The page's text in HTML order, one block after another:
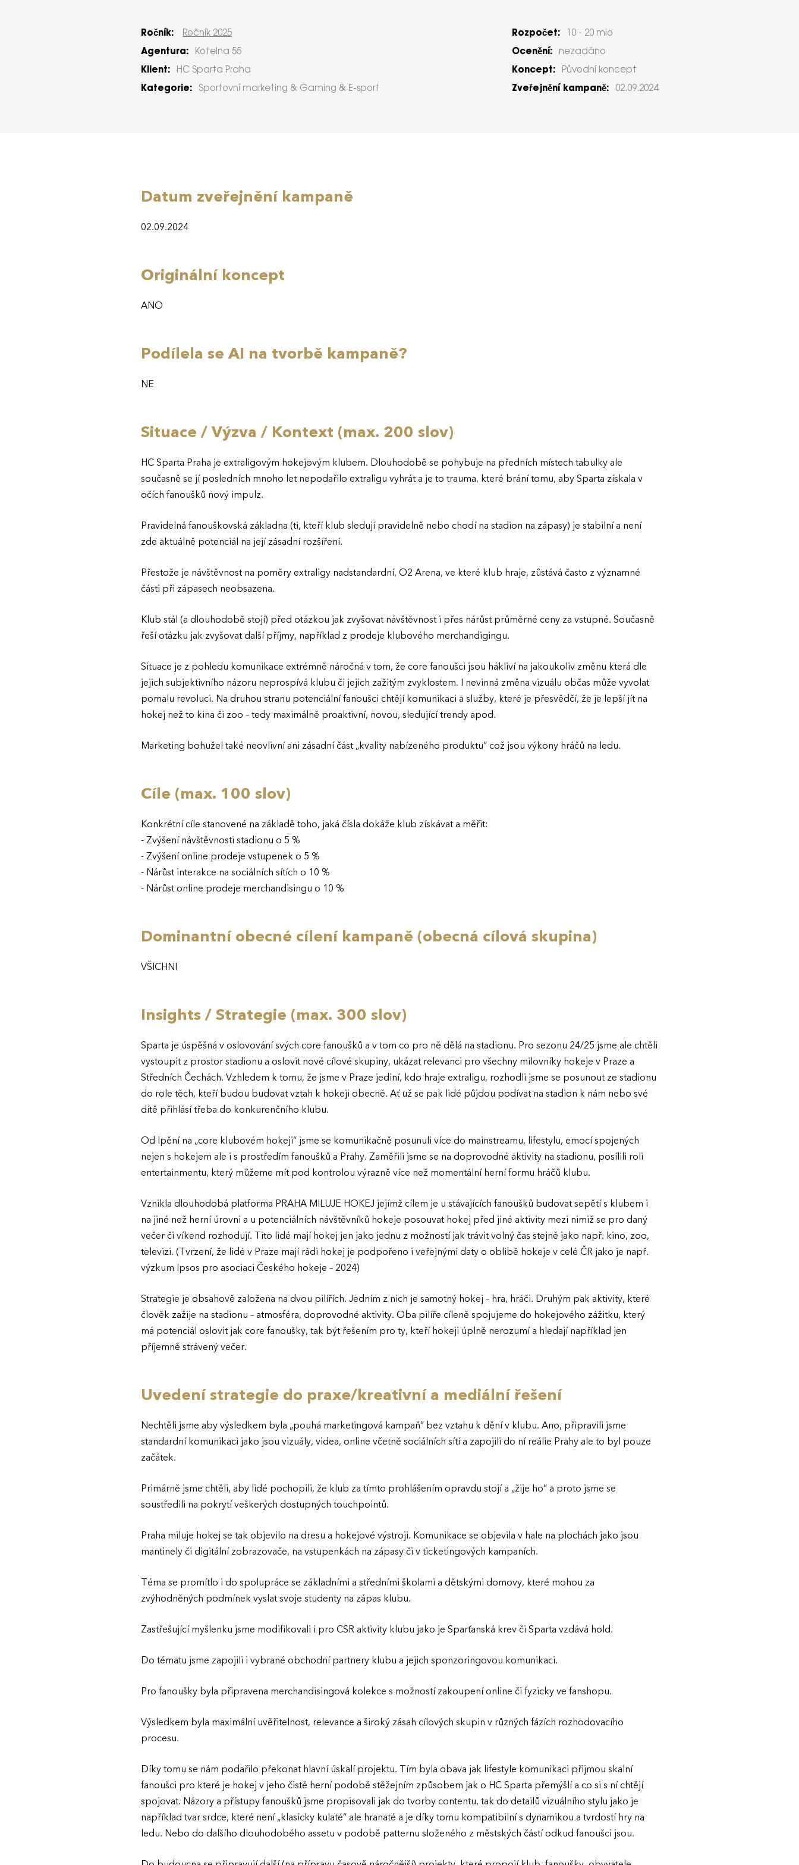
Ročník: Ročník 2025
Agentura: Kotelna 55
Klient: HC Sparta Praha
Kategorie: Sportovní marketing & Gaming & E-sport
Rozpočet: 10 - 20 mio
Ocenění: nezadáno
Koncept: Původní koncept
Zveřejnění kampaně: 02.09.2024
Datum zveřejnění kampaně
02.09.2024
Originální koncept
ANO
Podílela se AI na tvorbě kampaně?
NE
Situace / Výzva / Kontext (max. 200 slov)
HC Sparta Praha je extraligovým hokejovým klubem. Dlouhodobě se pohybuje na předních místech tabulky ale
současně se jí posledních mnoho let nepodařilo extraligu vyhrát a je to trauma, které brání tomu, aby Sparta získala v
očích fanoušků nový impulz.
Pravidelná fanouškovská základna (ti, kteří klub sledují pravidelně nebo chodí na stadion na zápasy) je stabilní a není
zde aktuálně potenciál na její zásadní rozšíření.
Přestože je návštěvnost na poměry extraligy nadstandardní, O2 Arena, ve které klub hraje, zůstává často z významné
části při zápasech neobsazena.
Klub stál (a dlouhodobě stojí) před otázkou jak zvyšovat návštěvnost i přes nárůst průměrné ceny za vstupné. Současně
řeší otázku jak zvyšovat další příjmy, například z prodeje klubového merchandigingu.
Situace je z pohledu komunikace extrémně náročná v tom, že core fanoušci jsou hákliví na jakoukoliv změnu která dle
jejich subjektivního názoru neprospívá klubu či jejich zažitým zvyklostem. I nevinná změna vizuálu občas může vyvolat
pomalu revoluci. Na druhou stranu potenciální fanoušci chtějí komunikaci a služby, které je přesvědčí, že je lepší jít na
hokej než to kina či zoo – tedy maximálně proaktivní, novou, sledující trendy apod.
Marketing bohužel také neovlivní ani zásadní část „kvality nabízeného produktu“ což jsou výkony hráčů na ledu.
Cíle (max. 100 slov)
Konkrétní cíle stanovené na základě toho, jaká čísla dokáže klub získávat a měřit:
- Zvýšení návštěvnosti stadionu o 5 %
- Zvýšení online prodeje vstupenek o 5 %
- Nárůst interakce na sociálních sítích o 10 %
- Nárůst online prodeje merchandisingu o 10 %
Dominantní obecné cílení kampaně (obecná cílová skupina)
VŠICHNI
Insights / Strategie (max. 300 slov)
Sparta je úspěšná v oslovování svých core fanoušků a v tom co pro ně dělá na stadionu. Pro sezonu 24/25 jsme ale chtěli
vystoupit z prostor stadionu a oslovit nové cílové skupiny, ukázat relevanci pro všechny milovníky hokeje v Praze a
Středních Čechách. Vzhledem k tomu, že jsme v Praze jediní, kdo hraje extraligu, rozhodli jsme se posunout ze stadionu
do role těch, kteří budou budovat vztah k hokeji obecně. Ať už se pak lidé půjdou podívat na stadion k nám nebo své
dítě přihlásí třeba do konkurenčního klubu.
Od lpění na „core klubovém hokeji“ jsme se komunikačně posunuli více do mainstreamu, lifestylu, emocí spojených
nejen s hokejem ale i s prostředím fanoušků a Prahy. Zaměřili jsme se na doprovodné aktivity na stadionu, posílili roli
entertainmentu, který můžeme mít pod kontrolou výrazně více než momentální herní formu hráčů klubu.
Vznikla dlouhodobá platforma PRAHA MILUJE HOKEJ jejímž cílem je u stávajících fanoušků budovat sepětí s klubem i
na jiné než herní úrovni a u potenciálních návštěvníků hokeje posouvat hokej před jiné aktivity mezi nimiž se pro daný
večer či víkend rozhodují. Tito lidé mají hokej jen jako jednu z možností jak trávit volný čas stejně jako např. kino, zoo,
televizi. (Tvrzení, že lidé v Praze mají rádi hokej je podpořeno i veřejnými daty o oblibě hokeje v celé ČR jako je např.
výzkum Ipsos pro asociaci Českého hokeje – 2024)
Strategie je obsahově založena na dvou pilířích. Jedním z nich je samotný hokej – hra, hráči. Druhým pak aktivity, které
člověk zažije na stadionu – atmosféra, doprovodné aktivity. Oba pilíře cíleně spojujeme do hokejového zážitku, který
má potenciál oslovit jak core fanoušky, tak být řešením pro ty, kteří hokeji úplně nerozumí a hledají například jen
příjemně strávený večer.
Uvedení strategie do praxe/kreativní a mediální řešení
Nechtěli jsme aby výsledkem byla „pouhá marketingová kampaň“ bez vztahu k dění v klubu. Ano, připravili jsme
standardní komunikaci jako jsou vizuály, videa, online včetně sociálních sítí a zapojili do ní reálie Prahy ale to byl pouze
začátek.
Primárně jsme chtěli, aby lidé pochopili, že klub za tímto prohlášením opravdu stojí a „žije ho“ a proto jsme se
soustředili na pokrytí veškerých dostupných touchpointů.
Praha miluje hokej se tak objevilo na dresu a hokejové výstroji. Komunikace se objevila v hale na plochách jako jsou
mantinely či digitální zobrazovače, na vstupenkách na zápasy či v ticketingových kampaních.
Téma se promítlo i do spolupráce se základními a středními školami a dětskými domovy, které mohou za
zvýhodněných podmínek vyslat svoje studenty na zápas klubu.
Zastřešující myšlenku jsme modifikovali i pro CSR aktivity klubu jako je Sparťanská krev či Sparta vzdává hold.
Do tématu jsme zapojili i vybrané obchodní partnery klubu a jejich sponzoringovou komunikaci.
Pro fanoušky byla připravena merchandisingová kolekce s možností zakoupení online či fyzicky ve fanshopu.
Výsledkem byla maximální uvěřitelnost, relevance a široký zásah cílových skupin v různých fázích rozhodovacího
procesu.
Díky tomu se nám podařilo překonat hlavní úskalí projektu. Tím byla obava jak lifestyle komunikaci přijmou skalní
fanoušci pro které je hokej v jeho čistě herní podobě stěžejním způsobem jak o HC Sparta přemýšlí a co si s ní chtějí
spojovat. Názory a přístupy fanoušků jsme propisovali jak do tvorby contentu, tak do detailů vizuálního stylu jako je
například tvar srdce, které není „klasicky kulaté“ ale hranaté a je díky tomu kompatibilní s dynamikou a tvrdostí hry na
ledu. Nebo do dalšího dlouhodobého assetu v podobě patternu složeného z městských částí odkud fanoušci jsou.